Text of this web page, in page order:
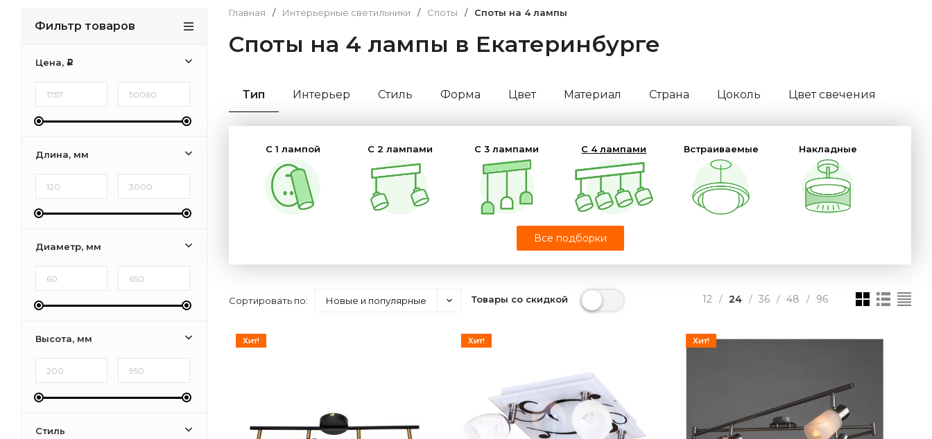
Фильтр товаров
Цена, Р
Длина, мм
Диаметр, мм
Высота, мм
Стиль
Главная / Интерьерные светильники / Споты / Споты на 4 лампы
Споты на 4 лампы в Екатеринбурге
Тип Интерьер Стиль Форма Цвет Материал Страна Цоколь Цвет свечения
Все подборки
С 1 лампой С 2 лампами С 3 лампами С 4 лампами Встраиваемые Накладные
Сортировать по: Новые и популярные Товары со скидкой 12 / 24 / 36 / 48 / 96
Хит! Хит! Хит!